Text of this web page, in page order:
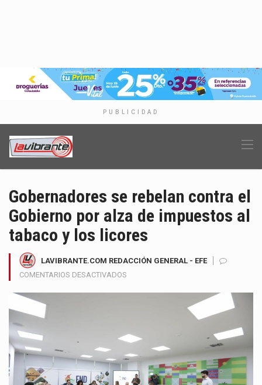
PUBLICIDAD
Gobernadores se rebelan contra el
Gobierno por alza de impuestos al
tabaco y los licores
LAVIBRANTE.COM REDACCIÓN GENERAL - EFE
COMENTARIOS DESACTIVADOS
EL
GOBIERNO
POR
ALZA